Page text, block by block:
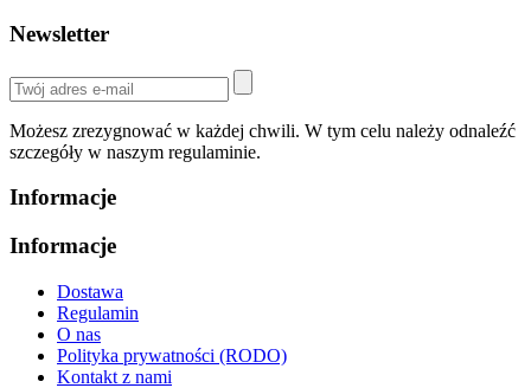
Newsletter
Możesz zrezygnować w każdej chwili. W tym celu należy odnaleźć
szczegóły w naszym regulaminie.
Informacje
Informacje
Dostawa
Regulamin
O nas
Polityka prywatności (RODO)
Kontakt z nami